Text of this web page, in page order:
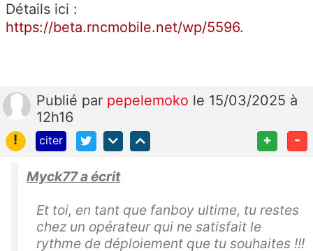
Détails ici :
https://beta.rncmobile.net/wp/5596.
Publié par pepelemoko le 15/03/2025 à
12h16
!
citer + -
Myck77 a écrit
Et toi, en tant que fanboy ultime, tu restes
chez un opérateur qui ne satisfait le
rythme de déploiement que tu souhaites !!!